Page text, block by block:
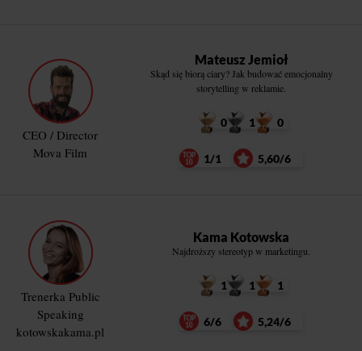
CEO / Director
Mova Film
Mateusz Jemioł
Skąd się biorą ciary? Jak budować emocjonalny
storytelling w reklamie.
0 1 0
1/1 5,60/6
Trenerka Public
Speaking
kotowskakama.pl
Kama Kotowska
Najdroższy stereotyp w marketingu.
1 1 1
6/6 5,24/6